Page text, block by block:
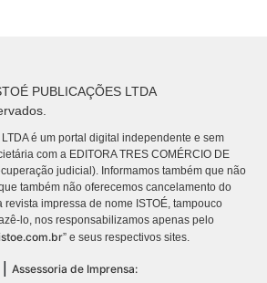
PUBLICAÇÕES LTDA
é um portal digital independente e sem
com a EDITORA TRES COMÉRCIO DE
judicial). Informamos também que não
também não oferecemos cancelamento do
impressa de nome ISTOÉ, tampouco
lo, nos responsabilizamos apenas pelo
” e seus respectivos sites.
Assessoria de Imprensa: